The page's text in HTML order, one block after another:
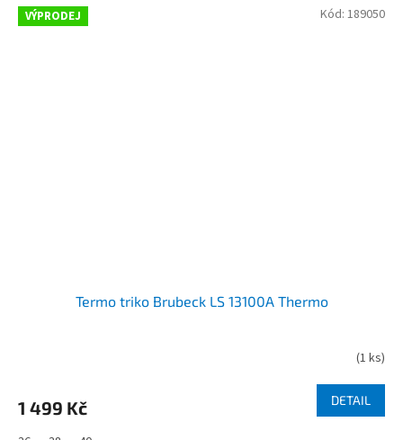
VÝPRODEJ
Termo triko Brubeck LS 13100A Thermo
(1 ks)
1 499 Kč DETAIL
Kód: 189050